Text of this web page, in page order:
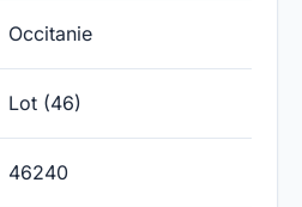
Occitanie
Lot (46)
46240